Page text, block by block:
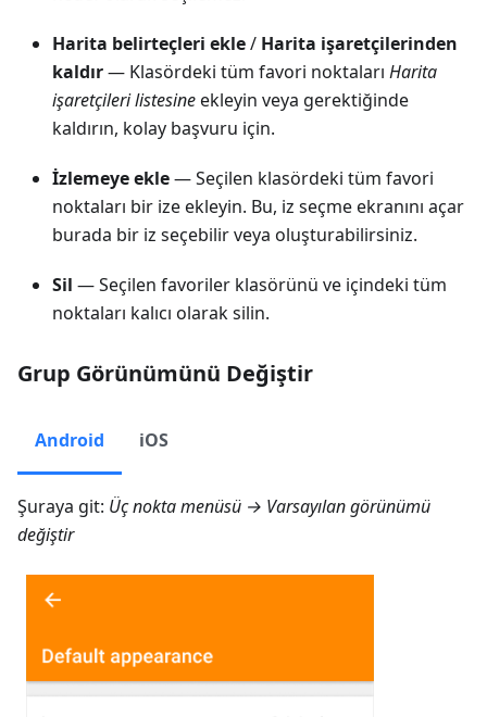
Harita belirteçleri ekle/ Harita işaretçilerinden
kaldır— Klasördeki tüm favori noktaları Harita
işaretçileri listesineekleyin veya gerektiğinde
kaldırın, kolay başvuru için.
İzlemeye ekle— Seçilen klasördeki tüm favori
noktaları bir ize ekleyin. Bu, iz seçme ekranını açar
burada bir iz seçebilir veya oluşturabilirsiniz.
Sil — Seçilen favoriler klasörünü ve içindeki tüm
noktaları kalıcı olarak silin.
Grup Görünümünü Değiştir
Android iOS
Şuraya git: Üç nokta menüsü → Varsayılan görünümü
değiştir